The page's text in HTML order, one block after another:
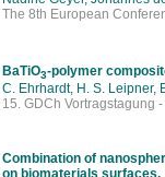
The 8th European
BaTiO3-polymer
C. Ehrhardt, H. S. Leipner,
15. GDCh Vortragstagung
Combination of
on biomaterials surfaces.